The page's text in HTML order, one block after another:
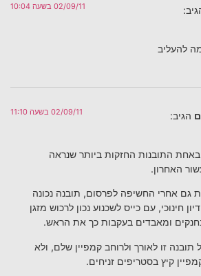
02/09/11 בשעה 10:04
להעליב
הגיב: 02/09/11 בשעה 11:10
התובנות החזקות ביותר שנראה
האחרון.
גם אחרי החשיפה לפרסום, תובנה נכונה
חינוכי, עם כייס לשכנוע נכון לרכוש מזגן
ומאבדים בעקבות כך את הראש.
תובנה זו לאורך ולרוחב קמפיין שלם, ולא
קיץ בסטריפים זניחים.